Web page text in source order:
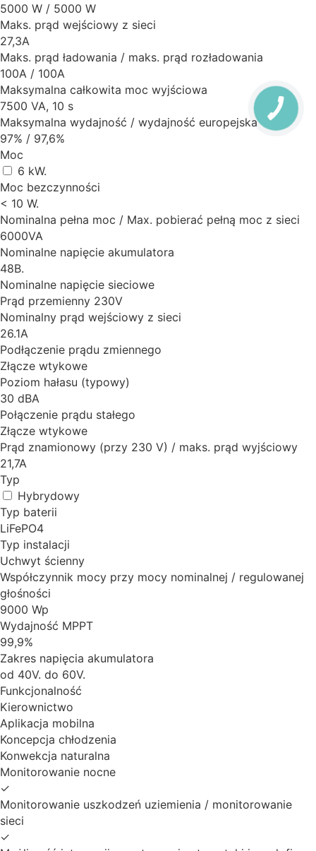
5000 W / 5000 W
Maks. prąd wejściowy z sieci
27,3A
Maks. prąd ładowania / maks. prąd rozładowania
100A / 100A
Maksymalna całkowita moc wyjściowa
7500 VA, 10 s
Maksymalna wydajność / wydajność europejska
97% / 97,6%
Moc
6 kW.
Moc bezczynności
< 10 W.
Nominalna pełna moc / Max. pobierać pełną moc z sieci
6000VA
Nominalne napięcie akumulatora
48B.
Nominalne napięcie sieciowe
Prąd przemienny 230V
Nominalny prąd wejściowy z sieci
26.1A
Podłączenie prądu zmiennego
Złącze wtykowe
Poziom hałasu (typowy)
30 dBA
Połączenie prądu stałego
Złącze wtykowe
Prąd znamionowy (przy 230 V) / maks. prąd wyjściowy
21,7A
Typ
Hybrydowy
Typ baterii
LiFePO4
Typ instalacji
Uchwyt ścienny
Współczynnik mocy przy mocy nominalnej / regulowanej
głośności
9000 Wp
Wydajność MPPT
99,9%
Zakres napięcia akumulatora
od 40V. do 60V.
Funkcjonalność
Kierownictwo
Aplikacja mobilna
Koncepcja chłodzenia
Konwekcja naturalna
Monitorowanie nocne
✓
Monitorowanie uszkodzeń uziemienia / monitorowanie
sieci
✓